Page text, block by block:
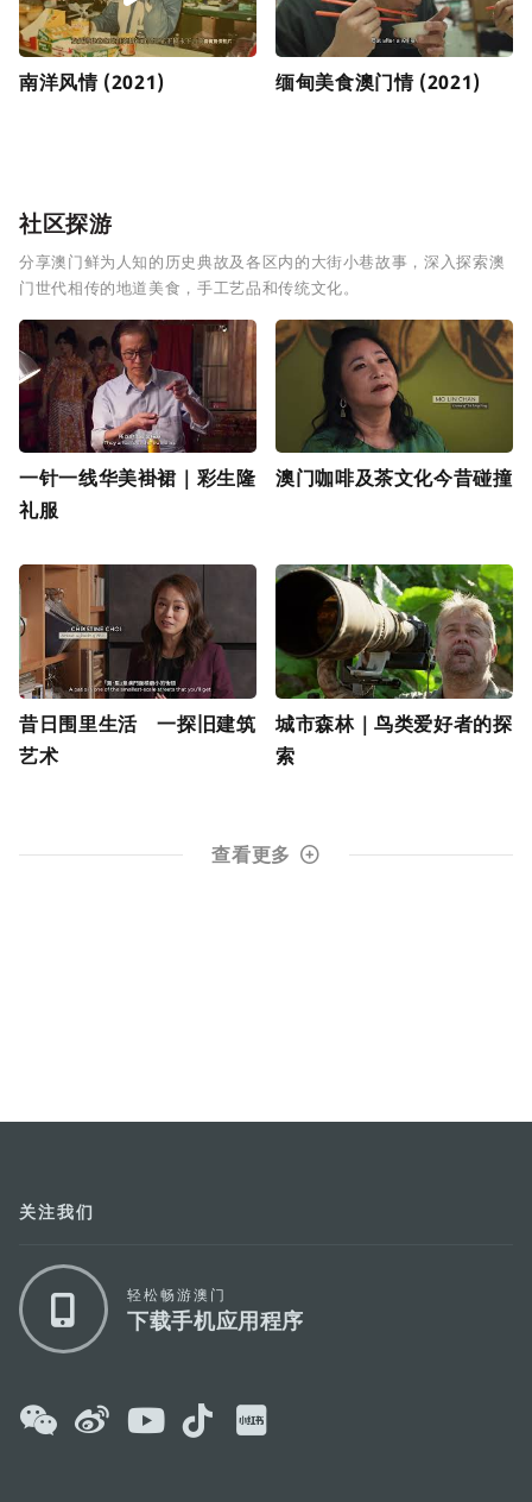
南洋风情 (2021) 缅甸美食澳门情 (2021)
社区探游
分享澳门鲜为人知的历史典故及各区内的大街小巷故事，深入探索澳
门世代相传的地道美食，手工艺品和传统文化。
一针一线华美褂裙｜彩生隆
礼服
澳门咖啡及茶文化今昔碰撞
昔日围里生活 一探旧建筑
艺术
城市森林｜鸟类爱好者的探
索
查看更多
关注我们
轻松畅游澳门
下载手机应用程序